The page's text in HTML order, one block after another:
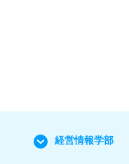
経営情報学部